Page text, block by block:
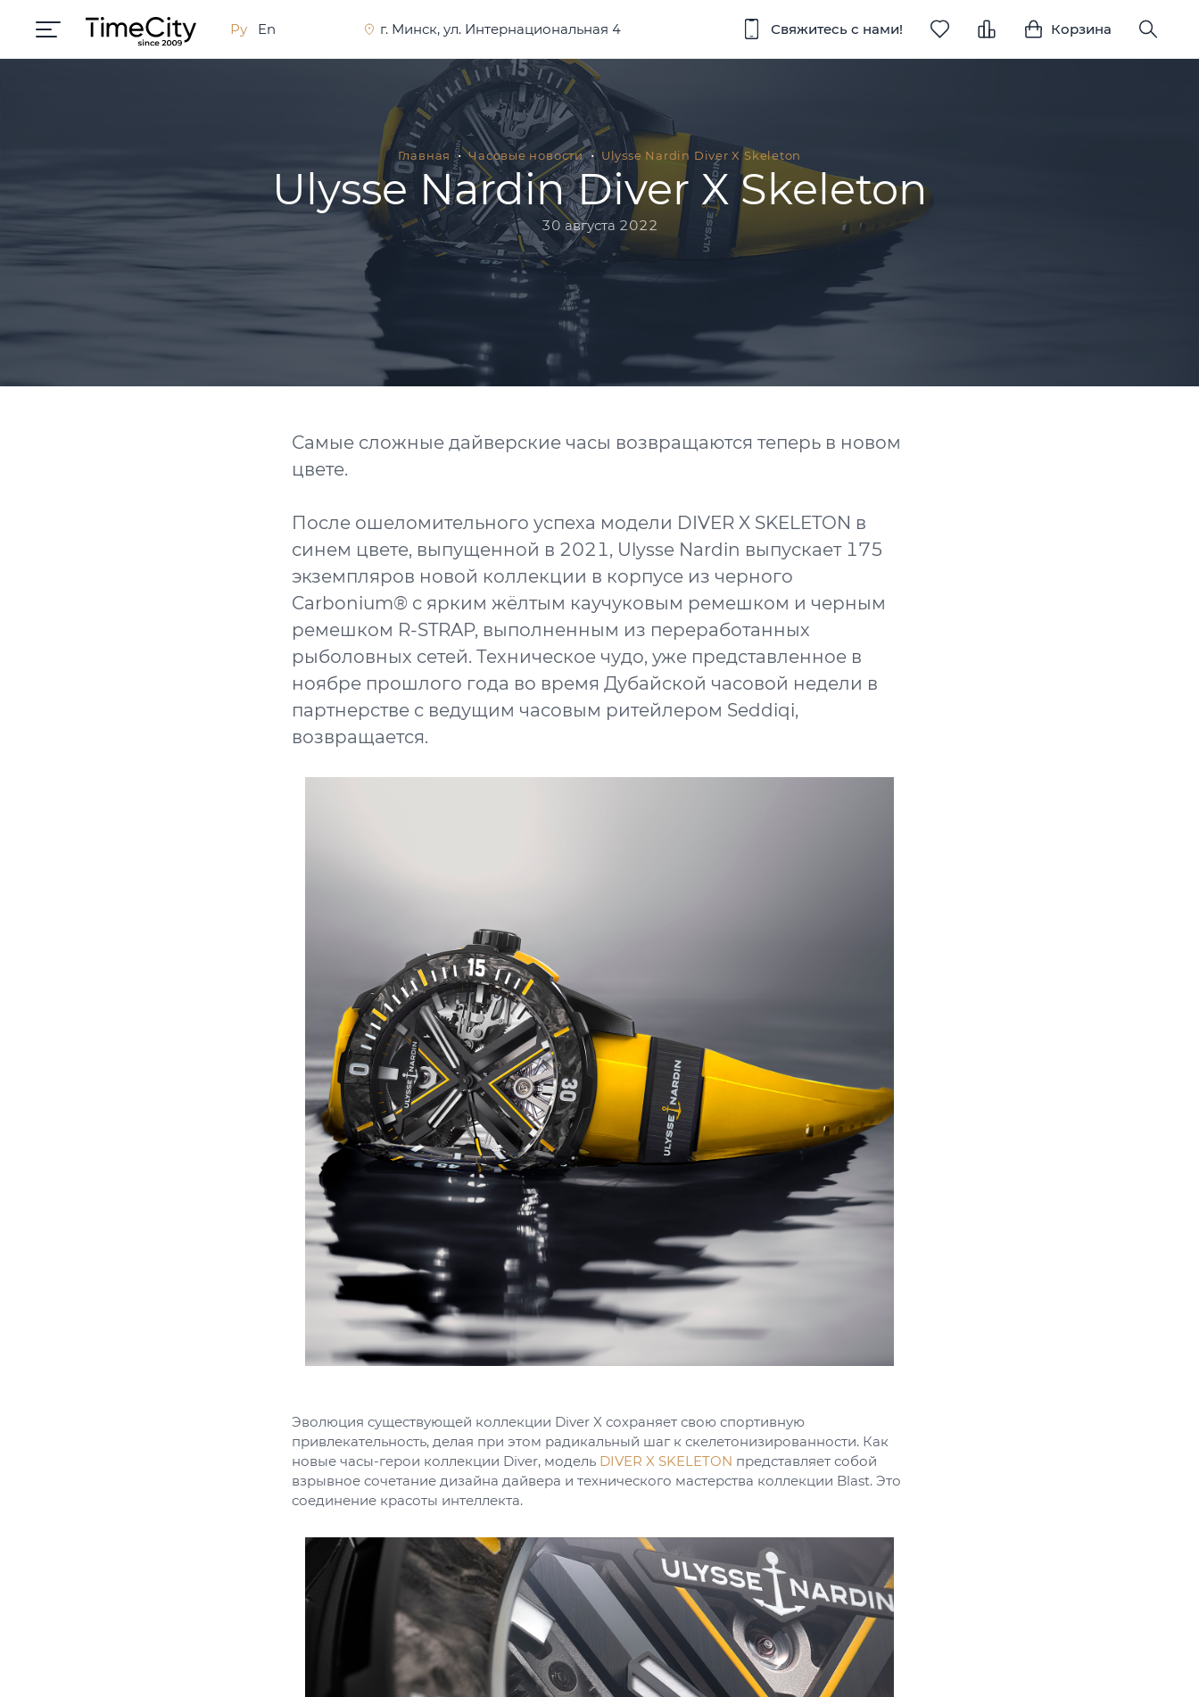
Ру En г. Минск, ул. Интернациональная 4 Свяжитесь с нами! Корзина
Главная Часовые новости Ulysse Nardin Diver X Skeleton
Ulysse Nardin Diver X Skeleton
30 августа 2022
Самые сложные дайверские часы возвращаются теперь в новом
цвете.
После ошеломительного успеха модели DIVER X SKELETON в
синем цвете, выпущенной в 2021, Ulysse Nardin выпускает 175
экземпляров новой коллекции в корпусе из черного
Carbonium® с ярким жёлтым каучуковым ремешком и черным
ремешком R-STRAP, выполненным из переработанных
рыболовных сетей. Техническое чудо, уже представленное в
ноябре прошлого года во время Дубайской часовой недели в
партнерстве с ведущим часовым ритейлером Seddiqi,
возвращается.
Эволюция существующей коллекции Diver X сохраняет свою спортивную
привлекательность, делая при этом радикальный шаг к скелетонизированности. Как
новые часы-герои коллекции Diver, модель DIVER X SKELETON представляет собой
взрывное сочетание дизайна дайвера и технического мастерства коллекции Blast. Это
соединение красоты интеллекта.